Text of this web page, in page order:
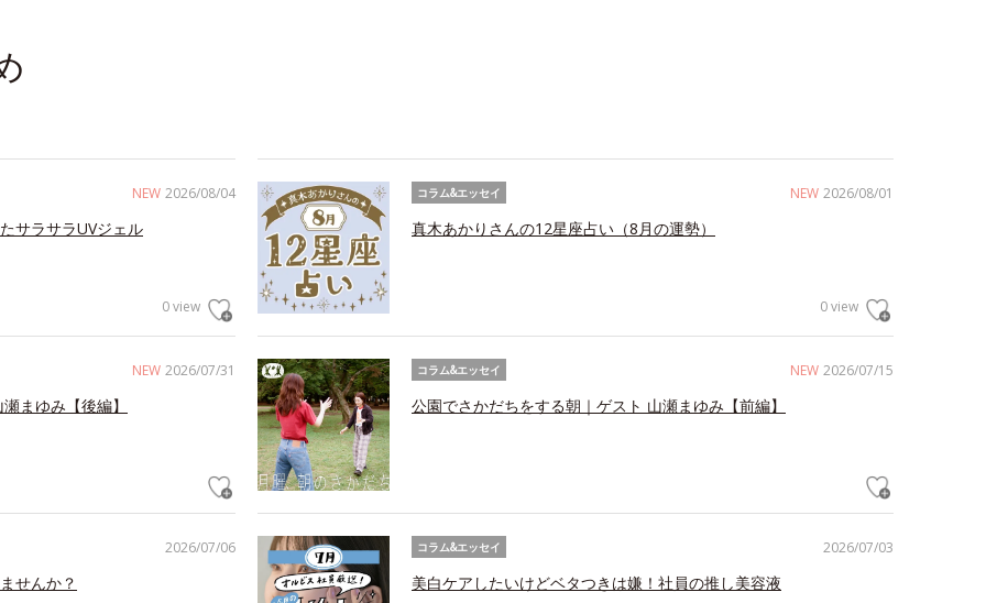
NEW 2026/08/04
サラサラUVジェル
0 view
NEW 2026/08/01
コラム&エッセイ
真木あかりさんの12星座占い（8月の運勢）
0 view
NEW 2026/07/31
まゆみ【後編】
NEW 2026/07/15
コラム&エッセイ
公園でさかだちをする朝｜ゲスト 山瀬まゆみ【前編】
2026/07/06
せんか？
2026/07/03
コラム&エッセイ
美白ケアしたいけどベタつきは嫌！社員の推し美容液